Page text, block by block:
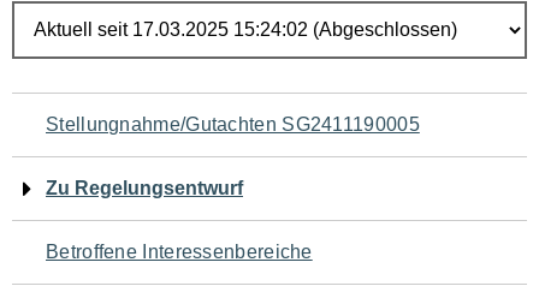
Navigation
für
den
Seiteninhalt
Stellungnahme/Gutachten SG2411190005
Zu Regelungsentwurf
Betroffene Interessenbereiche